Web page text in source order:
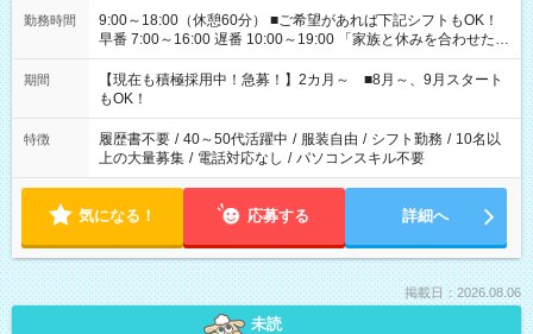
勤務時間
9:00～18:00（休憩60分） ■ご希望があれば下記シフトもOK！
早番 7:00～16:00 遅番 10:00～19:00 「家族と休みを合わせた
い」 「余裕を持って夕飯の準備がしたい」 「できれば残業はし
たくない」 など、ご希望を教えてくださいね。 ※Wワーク希望
の方へ 今ご覧のお仕事で希望する勤務時間と、もう1つのお仕事
の勤務時間。 合計で週40時間を超える場合は応募できません。
期間
【現在も積極採用中！急募！】2カ月～ ■8月～、9月スタート
もOK！
特徴 履歴書不要 / 40～50代活躍中 / 服装自由 / シフト勤務 / 10名以
上の大量募集 / 電話対応なし / パソコンスキル不要
気になる！ 応募する 詳細へ
掲載日：2026.08.06
未読